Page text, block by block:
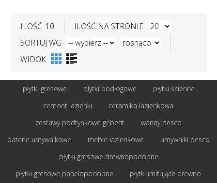
ILOŚĆ: 10
ILOŚĆ NA STRONIE
SORTUJ WG
WIDOK
płytki gresowe płytki podłogowe
płytki ścienne
remont łazienki
ceramika łazienkowa
zestawy podtynkowe geberit
wanny besco
baterie umywalkowe
meble łazienkowe
umywalki besco
płytki gresowe drewnopodobne
płytki gresowe panelopodobne
płytki imitujące drewno